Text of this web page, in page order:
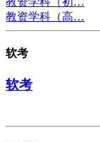
教资学科（高…
软考
软考